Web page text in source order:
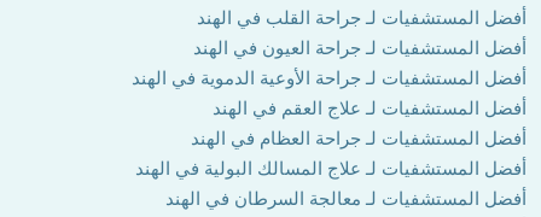
أفضل المستشفيات لـ جراحة القلب في الهند
أفضل المستشفيات لـ جراحة العيون في الهند
أفضل المستشفيات لـ جراحة الأوعية الدموية في الهند
أفضل المستشفيات لـ علاج العقم في الهند
أفضل المستشفيات لـ جراحة العظام في الهند
أفضل المستشفيات لـ علاج المسالك البولية في الهند
أفضل المستشفيات لـ معالجة السرطان في الهند